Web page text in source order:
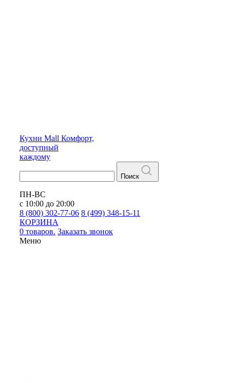
Кухни Mall Комфорт,
доступный
каждому
Поиск
ПН-ВС
с 10:00 до 20:00
8 (800) 302-77-06 8 (499) 348-15-11
КОРЗИНА
0 товаров. Заказать звонок
Меню